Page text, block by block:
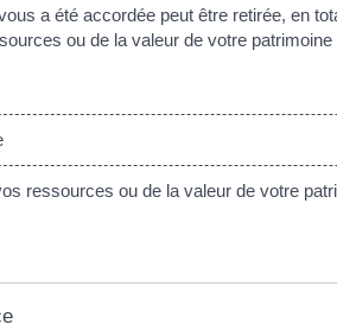
a été accordée peut être retirée, en
ou de la valeur de votre
ressources ou de la valeur de votre